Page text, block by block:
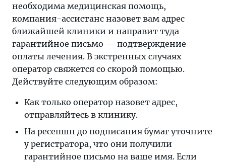
необходима медицинская помощь,
компания-ассистанс назовет вам адрес
ближайшей клиники и направит туда
гарантийное письмо — подтверждение
оплаты лечения. В экстренных случаях
оператор свяжется со скорой помощью.
Действуйте следующим образом:
Как только оператор назовет адрес,
отправляйтесь в клинику.
На ресепшн до подписания бумаг уточните
у регистратора, что они получили
гарантийное письмо на ваше имя. Если